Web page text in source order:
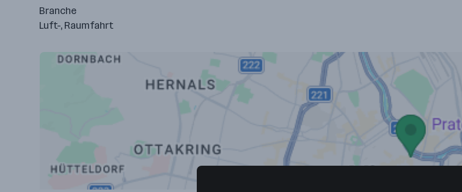
Branche
Luft-, Raumfahrt